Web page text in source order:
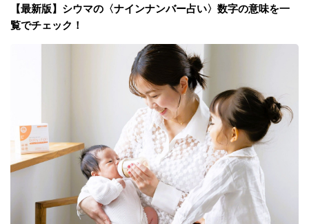
【最新版】シウマの〈ナインナンバー占い〉数字の意味を一
覧でチェック！